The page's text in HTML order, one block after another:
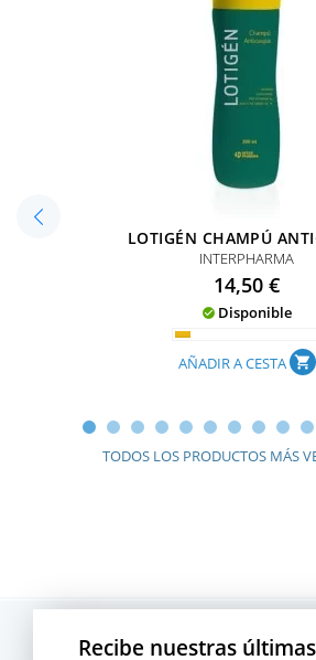
LOTIGÉN CHAMPÚ
INTERPHARMA
Precio
14,50 €
 Disponible
AÑADIR A CESTA shopping_cart
TODOS LOS PRODUCTOS MÁS
Recibe nuestras